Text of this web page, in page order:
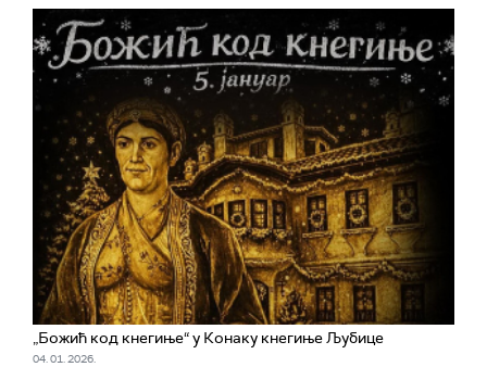
„Божић код кнегиње“ у Конаку кнегиње Љубице
04. 01. 2026.